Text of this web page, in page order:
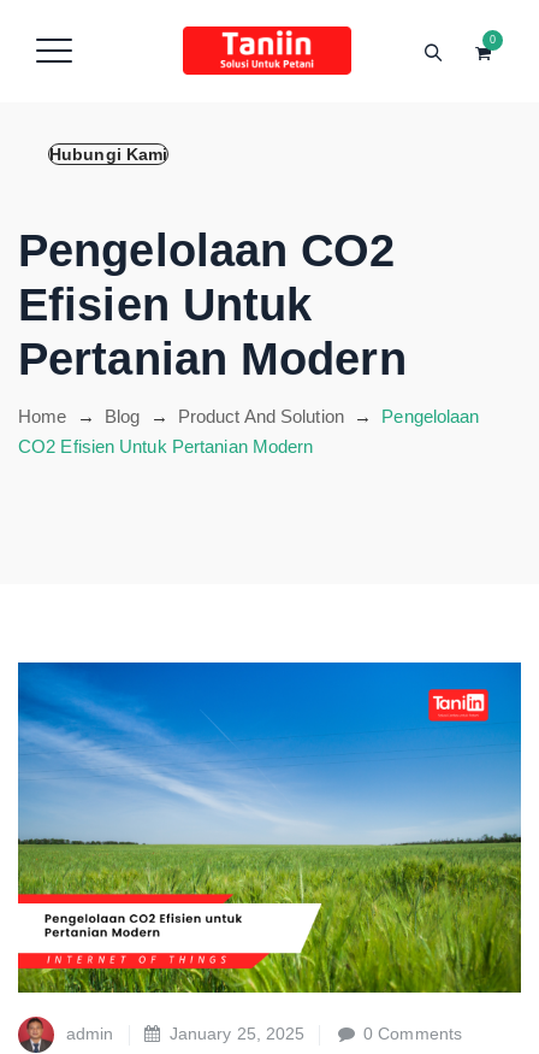
Hubungi Kami
0
Pengelolaan CO2
Efisien Untuk
Pertanian Modern
Home → Blog → Product And Solution→ Pengelolaan
CO2 Efisien Untuk Pertanian Modern
admin January 25, 2025 0 Comments